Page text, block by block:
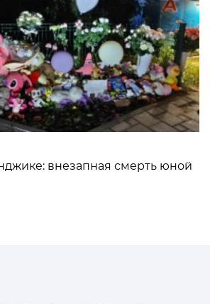
внезапная смерть юной